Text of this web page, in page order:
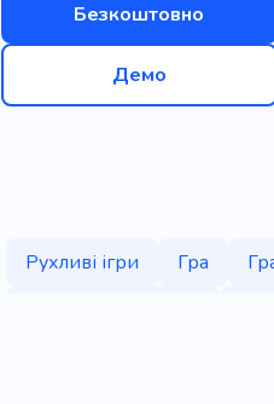
Безкоштовно
Демо
Рухливі ігри Гра